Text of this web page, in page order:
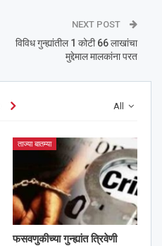
NEXT POST
विविध गुन्ह्यांतील 1 कोटी 66 लाखांचा
मुद्देमाल मालकांना परत
All
ताज्या बातम्या
फसवणुकीच्या गुन्ह्यांत त्रिवेणी